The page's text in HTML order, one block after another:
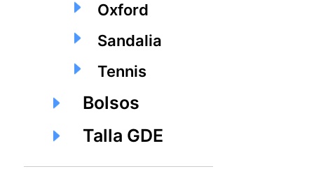
Oxford
Sandalia
Tennis
Bolsos
Talla GDE